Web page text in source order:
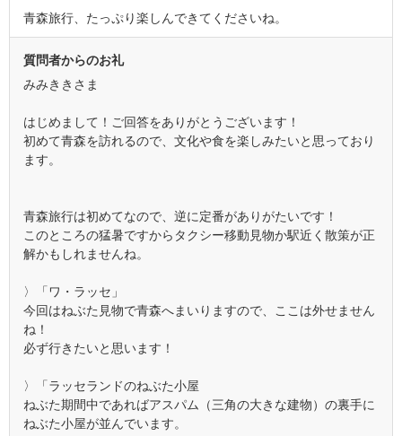
青森旅行、たっぷり楽しんできてくださいね。
質問者からのお礼
みみききさま
はじめまして！ご回答をありがとうございます！
初めて青森を訪れるので、文化や食を楽しみたいと思っており
ます。
青森旅行は初めてなので、逆に定番がありがたいです！
このところの猛暑ですからタクシー移動見物か駅近く散策が正
解かもしれませんね。
〉「ワ・ラッセ」
今回はねぶた見物で青森へまいりますので、ここは外せません
ね！
必ず行きたいと思います！
〉「ラッセランドのねぶた小屋
ねぶた期間中であればアスパム（三角の大きな建物）の裏手に
ねぶた小屋が並んでいます。